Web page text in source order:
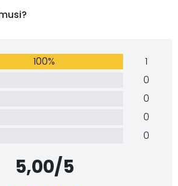
100%
1
0
0
0
0
5,00/5